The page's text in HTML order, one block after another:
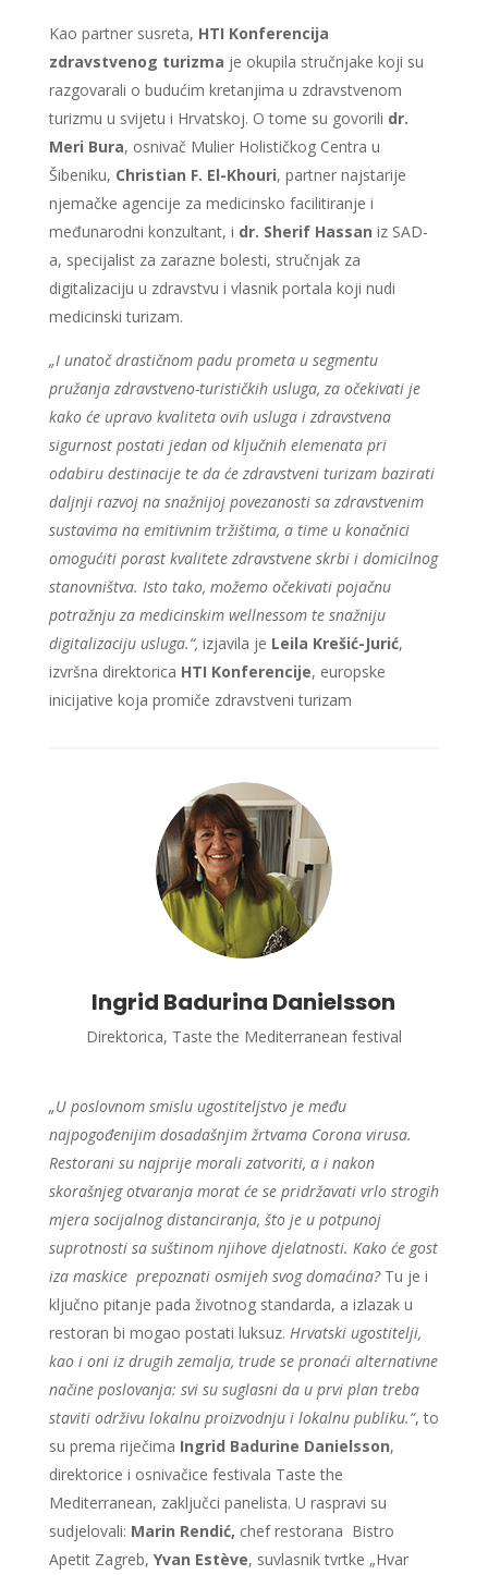
Kao partner susreta, HTI Konferencija
zdravstvenog turizma je okupila stručnjake koji su
razgovarali o budućim kretanjima u zdravstvenom
turizmu u svijetu i Hrvatskoj. O tome su govorili dr.
Meri Bura, osnivač Mulier Holističkog Centra u
Šibeniku, Christian F. El-Khouri, partner najstarije
njemačke agencije za medicinsko facilitiranje i
međunarodni konzultant, i dr. Sherif Hassan iz SAD-
a, specijalist za zarazne bolesti, stručnjak za
digitalizaciju u zdravstvu i vlasnik portala koji nudi
medicinski turizam.
„I unatoč drastičnom padu prometa u segmentu
pružanja zdravstveno-turističkih usluga, za očekivati je
kako će upravo kvaliteta ovih usluga i zdravstvena
sigurnost postati jedan od ključnih elemenata pri
odabiru destinacije te da će zdravstveni turizam bazirati
daljnji razvoj na snažnijoj povezanosti sa zdravstvenim
sustavima na emitivnim tržištima, a time u konačnici
omogućiti porast kvalitete zdravstvene skrbi i domicilnog
stanovništva. Isto tako, možemo očekivati pojačnu
potražnju za medicinskim wellnessom te snažniju
digitalizaciju usluga.“, izjavila je Leila Krešić-Jurić,
izvršna direktorica HTI Konferencije, europske
inicijative koja promiče zdravstveni turizam
Ingrid Badurina Danielsson
Direktorica, Taste the Mediterranean festival
„U poslovnom smislu ugostiteljstvo je među
najpogođenijim dosadašnjim žrtvama Corona virusa.
Restorani su najprije morali zatvoriti, a i nakon
skorašnjeg otvaranja morat će se pridržavati vrlo strogih
mjera socijalnog distanciranja, što je u potpunoj
suprotnosti sa suštinom njihove djelatnosti. Kako će gost
iza maskice prepoznati osmijeh svog domaćina? Tu je i
ključno pitanje pada životnog standarda, a izlazak u
restoran bi mogao postati luksuz. Hrvatski ugostitelji,
kao i oni iz drugih zemalja, trude se pronaći alternativne
načine poslovanja: svi su suglasni da u prvi plan treba
staviti održivu lokalnu proizvodnju i lokalnu publiku.“, to
su prema riječima Ingrid Badurine Danielsson,
direktorice i osnivačice festivala Taste the
Mediterranean, zaključci panelista. U raspravi su
sudjelovali: Marin Rendić, chef restorana Bistro
Apetit Zagreb, Yvan Estève, suvlasnik tvrtke „Hvar